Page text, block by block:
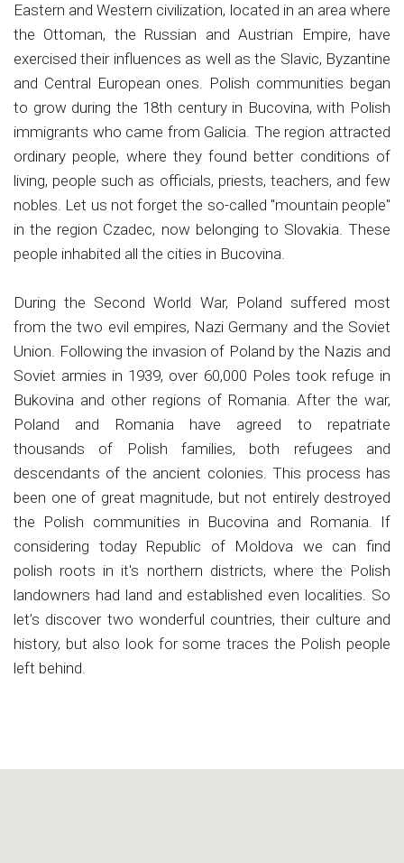
Eastern and Western civilization, located in an area where
the Ottoman, the Russian and Austrian Empire, have
exercised their influences as well as the Slavic, Byzantine
and Central European ones. Polish communities began
to grow during the 18th century in Bucovina, with Polish
immigrants who came from Galicia. The region attracted
ordinary people, where they found better conditions of
living, people such as officials, priests, teachers, and few
nobles. Let us not forget the so-called "mountain people"
in the region Czadec, now belonging to Slovakia. These
people inhabited all the cities in Bucovina.
During the Second World War, Poland suffered most
from the two evil empires, Nazi Germany and the Soviet
Union. Following the invasion of Poland by the Nazis and
Soviet armies in 1939, over 60,000 Poles took refuge in
Bukovina and other regions of Romania. After the war,
Poland and Romania have agreed to repatriate
thousands of Polish families, both refugees and
descendants of the ancient colonies. This process has
been one of great magnitude, but not entirely destroyed
the Polish communities in Bucovina and Romania. If
considering today Republic of Moldova we can find
polish roots in it's northern districts, where the Polish
landowners had land and established even localities. So
let’s discover two wonderful countries, their culture and
history, but also look for some traces the Polish people
left behind.